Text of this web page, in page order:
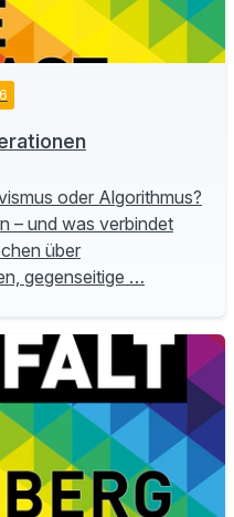
oder Algorithmus?
– und was verbindet
über
gegenseitige …